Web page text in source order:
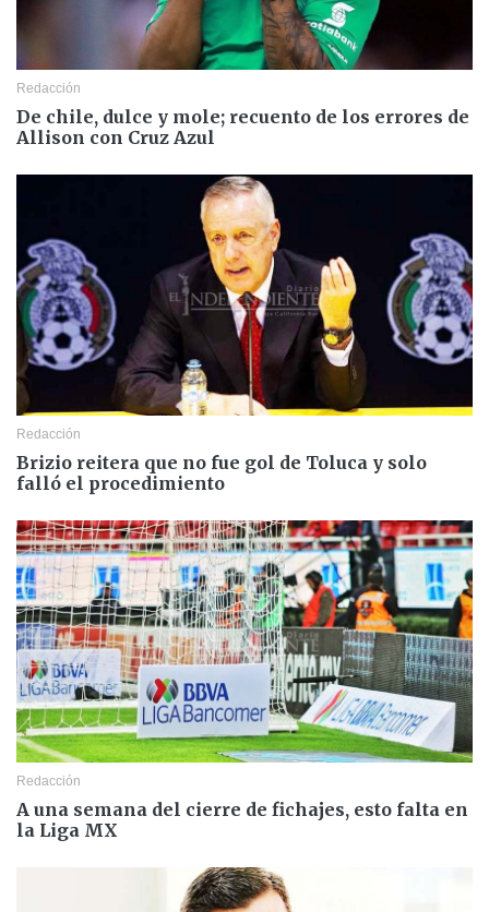
Redacción
De chile, dulce y mole; recuento de los errores de
Allison con Cruz Azul
Redacción
Brizio reitera que no fue gol de Toluca y solo
falló el procedimiento
Redacción
A una semana del cierre de fichajes, esto falta en
la Liga MX